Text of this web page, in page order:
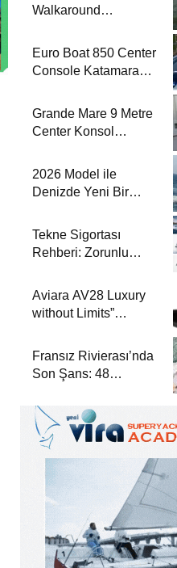
Walkaround
Euro Boat 850 Center
Console Katamaran
Grande Mare 9 Metre
Center Konsol
2026 Model ile
Denizde Yeni Bir
Tekne Sigortası
Rehberi: Zorunlu
ve Güvenli Seyir
Aviara AV28 Luxury
without Limits”
Yeni Bir Dönem
Fransız Rivierası’nda
Son Şans: 48
Mükemmel Bir Yat
Tatili